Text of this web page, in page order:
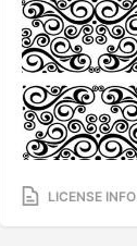
LICENSE INFO